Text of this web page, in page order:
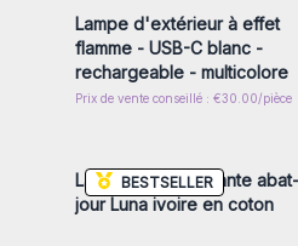
Lampe d'extérieur à effet
flamme - USB-C blanc -
rechargeable - multicolore
Prix de vente conseillé : €30.00/pièce
BESTSELLER
Connectez-vous ou inscrivez-
Lampe Lueur Flottante abat-
jour Luna ivoire en coton